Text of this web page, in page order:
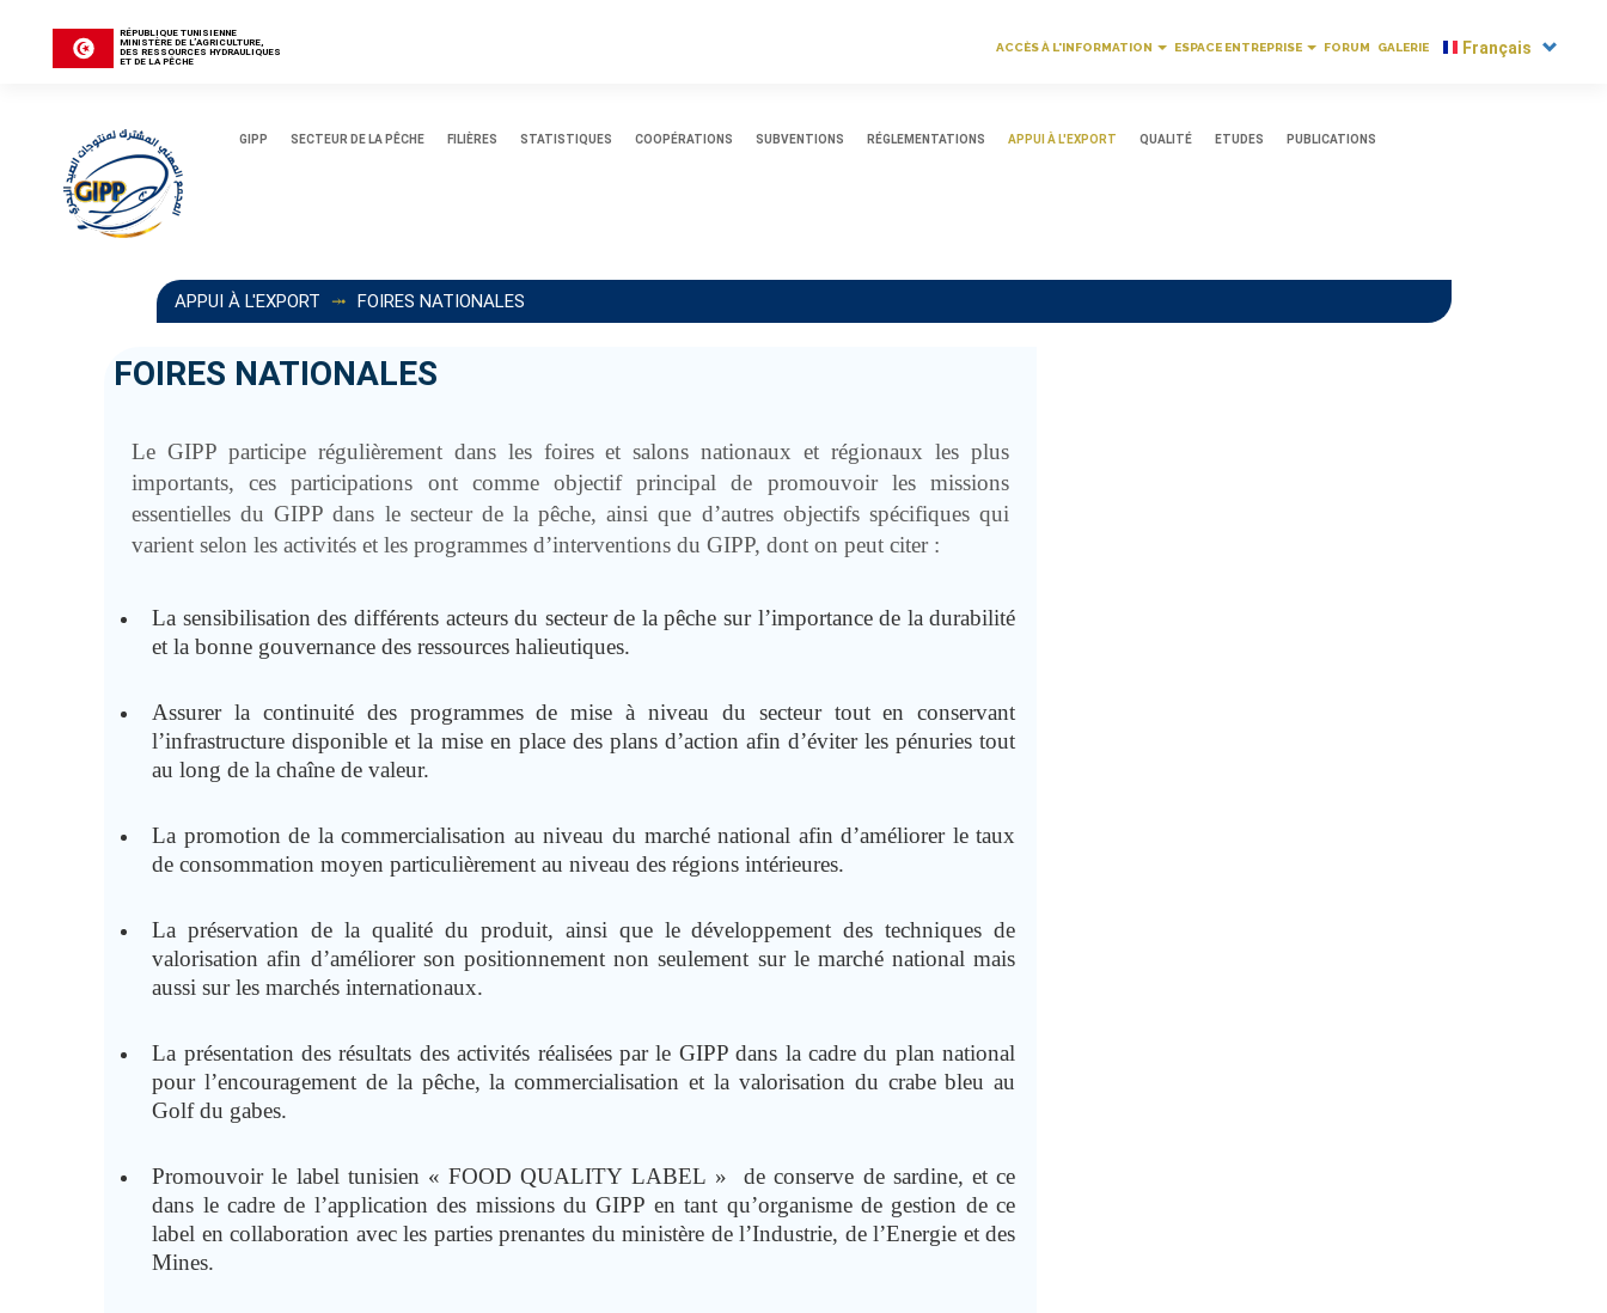
RÉPUBLIQUE TUNISIENNE
MINISTÈRE DE L’AGRICULTURE,
DES RESSOURCES HYDRAULIQUES
ET DE LA PÊCHE
YOUR
USER
MENU
ACCÈS À L'INFORMATION ESPACE ENTREPRISE FORUM GALERIE
GIPP SECTEUR DE LA PÊCHE FILIÈRES STATISTIQUES COOPÉRATIONS SUBVENTIONS RÉGLEMENTATIONS APPUI À L'EXPORT QUALITÉ ETUDES PUBLICATIONS
APPUI À L'EXPORT FOIRES NATIONALES
FOIRES NATIONALES
Le GIPP participe régulièrement dans les foires et salons nationaux et régionaux les plus
importants, ces participations ont comme objectif principal de promouvoir les missions
essentielles du GIPP dans le secteur de la pêche, ainsi que d’autres objectifs spécifiques qui
varient selon les activités et les programmes d’interventions du GIPP, dont on peut citer :
La sensibilisation des différents acteurs du secteur de la pêche sur l’importance de la durabilité
et la bonne gouvernance des ressources halieutiques.
Assurer la continuité des programmes de mise à niveau du secteur tout en conservant
l’infrastructure disponible et la mise en place des plans d’action afin d’éviter les pénuries tout
au long de la chaîne de valeur.
La promotion de la commercialisation au niveau du marché national afin d’améliorer le taux
de consommation moyen particulièrement au niveau des régions intérieures.
La préservation de la qualité du produit, ainsi que le développement des techniques de
valorisation afin d’améliorer son positionnement non seulement sur le marché national mais
aussi sur les marchés internationaux.
La présentation des résultats des activités réalisées par le GIPP dans la cadre du plan national
pour l’encouragement de la pêche, la commercialisation et la valorisation du crabe bleu au
Golf du gabes.
Promouvoir le label tunisien « FOOD QUALITY LABEL » de conserve de sardine, et ce
dans le cadre de l’application des missions du GIPP en tant qu’organisme de gestion de ce
label en collaboration avec les parties prenantes du ministère de l’Industrie, de l’Energie et des
Mines.